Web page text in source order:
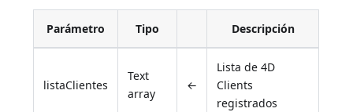
Parámetro Tipo Descripción
listaClientes
Text
array
←
Lista de 4D
Clients
registrados